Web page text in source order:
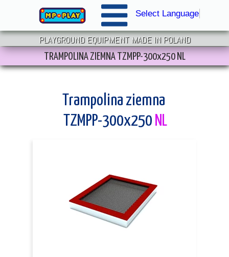
Select Language
PLAYGROUND EQUIPMENT MADE IN POLAND
TRAMPOLINA ZIEMNA TZMPP-300x250 NL
Trampolina ziemna
TZMPP-300x250 NL